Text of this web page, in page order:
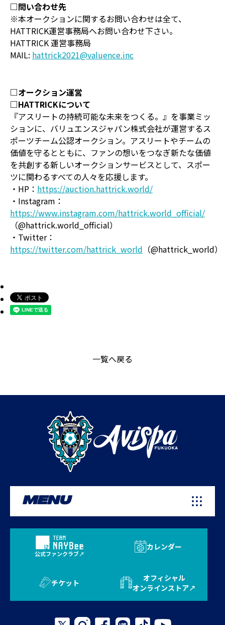
□問い合わせ先
※本オークションに関するお問い合わせは全て、
HATTRICK運営事務局へお問い合わせ下さい。
HATTRICK 運営事務局
MAIL: hattrick2021@valuence.inc
□オークション運営
□HATTRICKについて
『アスリートの持続可能な未来をつくる。』を事業ミッ
ションに、バリュエンスジャパン株式会社が運営するス
ポーツチーム公認オークション。アスリートやチームの
価値を守るとともに、ファンの想いをつなぎ新たな価値
を共創する新しいオークションサービスとして、スポー
ツに関わるすべての人々を応援します。
・HP： https://auction.hattrick.world/
・Instagram：
https://www.instagram.com/hattrick.world_official/
（@hattrick.world_official）
・Twitter：
https://twitter.com/hattrick_world （@hattrick_world）
一覧へ戻る
MENU
公式ファンクラブ
カレンダー
チケット
オフィシャル
オンラインストア